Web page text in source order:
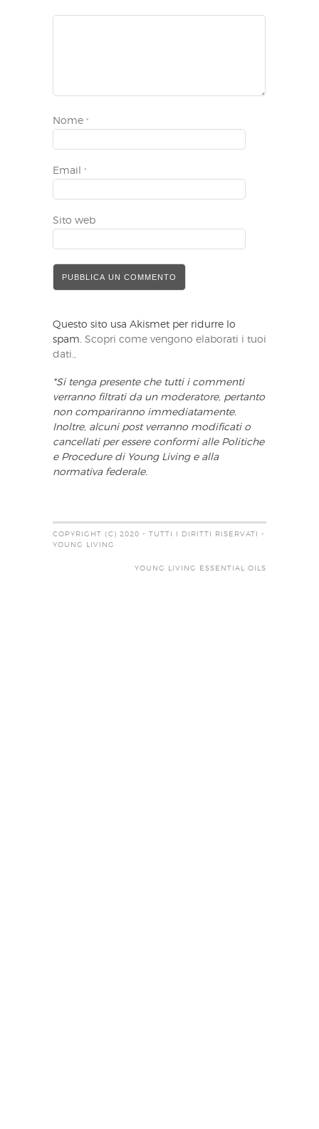
Nome *
Email *
Sito web
Questo sito usa Akismet per ridurre lo
spam. Scopri come vengono elaborati i tuoi
dati.,
*Si tenga presente che tutti i commenti
verranno filtrati da un moderatore, pertanto
non compariranno immediatamente.
Inoltre, alcuni post verranno modificati o
cancellati per essere conformi alle Politiche
e Procedure di Young Living e alla
normativa federale.
COPYRIGHT (C) 2020 - TUTTI I DIRITTI RISERVATI -
YOUNG LIVING
YOUNG LIVING ESSENTIAL OILS